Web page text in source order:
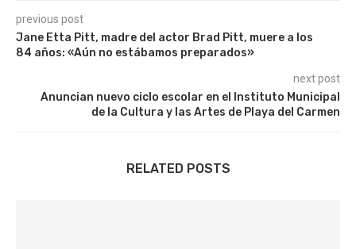
previous post
Jane Etta Pitt, madre del actor Brad Pitt, muere a los
84 años: «Aún no estábamos preparados»
next post
Anuncian nuevo ciclo escolar en el Instituto Municipal
de la Cultura y las Artes de Playa del Carmen
RELATED POSTS